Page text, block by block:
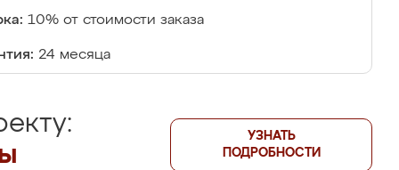
10% от стоимости заказа
24 месяца
УЗНАТЬ
ПОДРОБНОСТИ